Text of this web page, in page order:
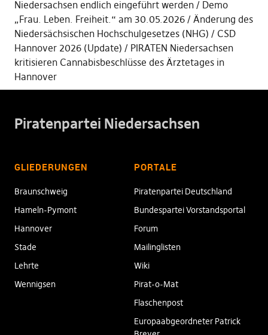
Niedersachsen endlich eingeführt werden
Demo
„Frau. Leben. Freiheit.“ am 30.05.2026
Änderung des
Niedersächsischen Hochschulgesetzes (NHG)
CSD
Hannover 2026 (Update)
PIRATEN Niedersachsen
kritisieren Cannabisbeschlüsse des Ärztetages in
Hannover
Piratenpartei Niedersachsen
GLIEDERUNGEN
Braunschweig
Hameln-Pymont
Hannover
Stade
Lehrte
Wennigsen
PORTALE
Piratenpartei Deutschland
Bundespartei Vorstandsportal
Forum
Mailinglisten
Wiki
Pirat-o-Mat
Flaschenpost
Europaabgeordneter Patrick